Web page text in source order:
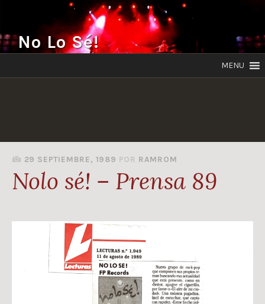
contenido
No Lo Sé!
MENU
29 SEPTIEMBRE, 1989 POR RAMROM
Nolo sé! – Prensa 89